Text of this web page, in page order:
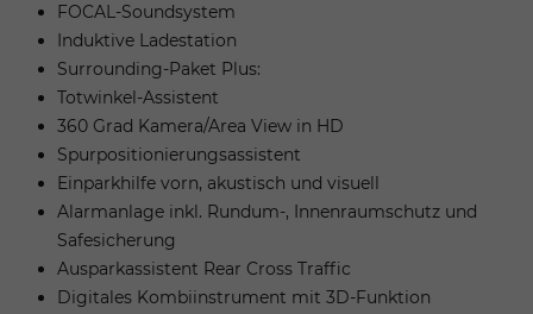
FOCAL-Soundsystem
Induktive Ladestation
Surrounding-Paket Plus:
Totwinkel-Assistent
360 Grad Kamera/Area View in HD
Spurpositionierungsassistent
Einparkhilfe vorn, akustisch und visuell
Alarmanlage inkl. Rundum-, Innenraumschutz und
Safesicherung
Ausparkassistent Rear Cross Traffic
Digitales Kombiinstrument mit 3D-Funktion